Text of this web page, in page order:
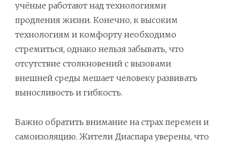
учёные работают над технологиями
продления жизни. Конечно, к высоким
технологиям и комфорту необходимо
стремиться, однако нельзя забывать, что
отсутствие столкновений с вызовами
внешней среды мешает человеку развивать
выносливость и гибкость.
Важно обратить внимание на страх перемен и
самоизоляцию. Жители Диаспара уверены, что